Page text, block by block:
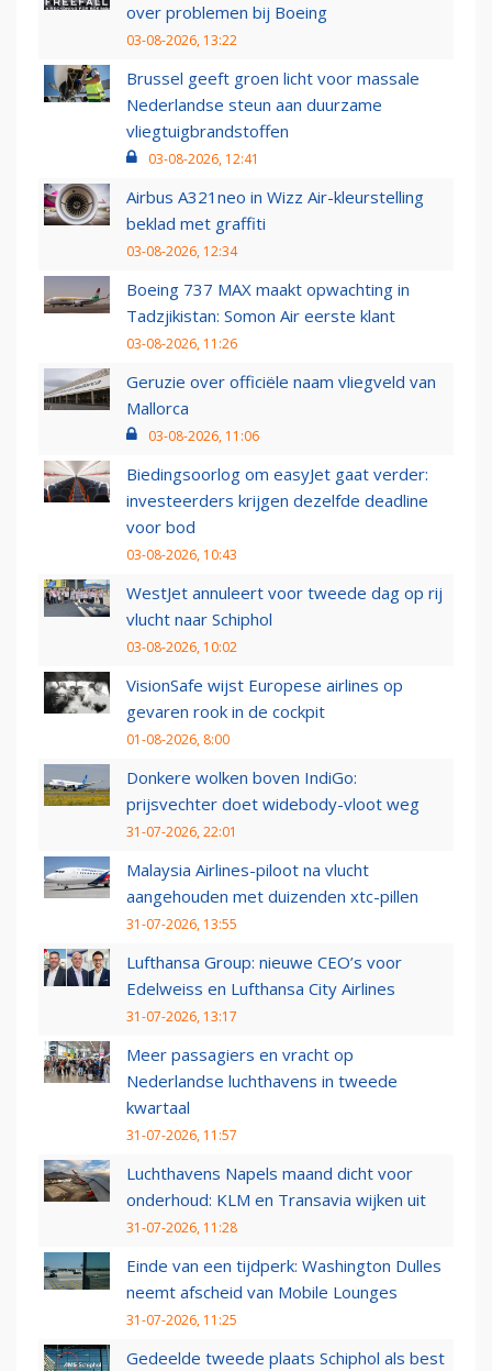
over problemen bij Boeing
03-08-2026, 13:22
Brussel geeft groen licht voor massale
Nederlandse steun aan duurzame
vliegtuigbrandstoffen
03-08-2026, 12:41
Airbus A321neo in Wizz Air-kleurstelling
beklad met graffiti
03-08-2026, 12:34
Boeing 737 MAX maakt opwachting in
Tadzjikistan: Somon Air eerste klant
03-08-2026, 11:26
Geruzie over officiële naam vliegveld van
Mallorca
03-08-2026, 11:06
Biedingsoorlog om easyJet gaat verder:
investeerders krijgen dezelfde deadline
voor bod
03-08-2026, 10:43
WestJet annuleert voor tweede dag op rij
vlucht naar Schiphol
03-08-2026, 10:02
VisionSafe wijst Europese airlines op
gevaren rook in de cockpit
01-08-2026, 8:00
Donkere wolken boven IndiGo:
prijsvechter doet widebody-vloot weg
31-07-2026, 22:01
Malaysia Airlines-piloot na vlucht
aangehouden met duizenden xtc-pillen
31-07-2026, 13:55
Lufthansa Group: nieuwe CEO’s voor
Edelweiss en Lufthansa City Airlines
31-07-2026, 13:17
Meer passagiers en vracht op
Nederlandse luchthavens in tweede
kwartaal
31-07-2026, 11:57
Luchthavens Napels maand dicht voor
onderhoud: KLM en Transavia wijken uit
31-07-2026, 11:28
Einde van een tijdperk: Washington Dulles
neemt afscheid van Mobile Lounges
31-07-2026, 11:25
Gedeelde tweede plaats Schiphol als best